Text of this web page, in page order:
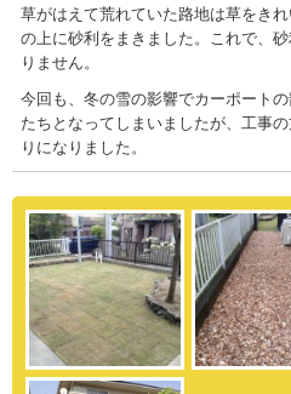
草がはえて荒れていた路地は草をき
の上に砂利をまきました。これで、
りません。
今回も、冬の雪の影響でカーポート
たちとなってしまいましたが、工事
りになりました。